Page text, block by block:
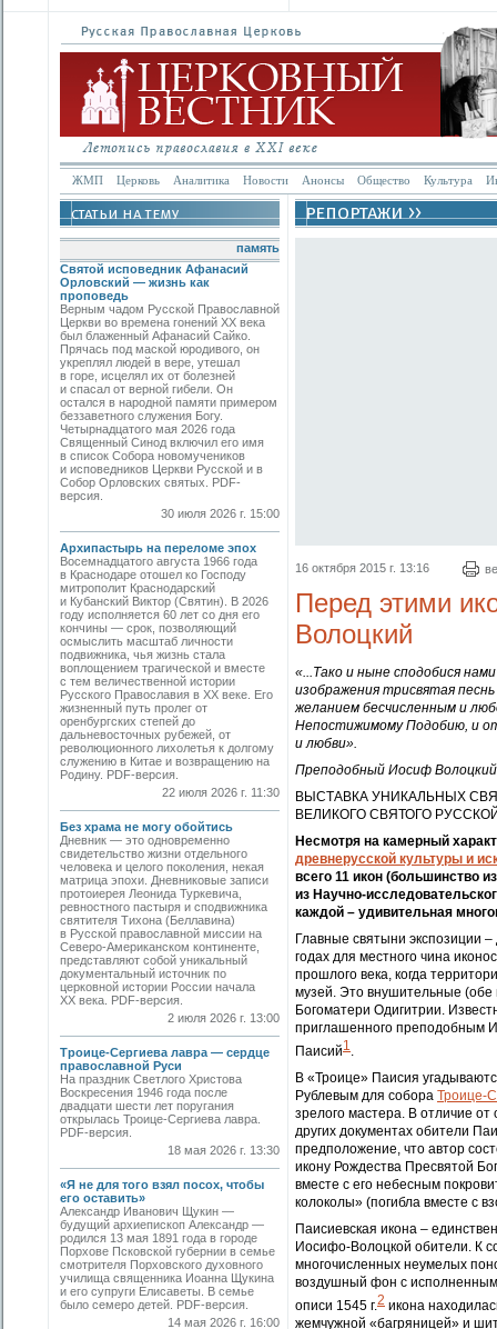
ЖМП Церковь Аналитика Новости Анонсы Общество Культура
память
Святой исповедник Афанасий
Орловский — жизнь как
проповедь
Верным чадом Русской Православной
Церкви во времена гонений XX века
был блаженный Афанасий Сайко.
Прячась под маской юродивого, он
укреплял людей в вере, утешал
в горе, исцелял их от болезней
и спасал от верной гибели. Он
остался в народной памяти примером
беззаветного служения Богу.
Четырнадцатого мая 2026 года
Священный Синод включил его имя
в список Собора новомучеников
и исповедников Церкви Русской и в
Собор Орловских святых. PDF-
версия.
30 июля 2026 г. 15:00
Архипастырь на переломе эпох
Восемнадцатого августа 1966 года
в Краснодаре отошел ко Господу
митрополит Краснодарский
и Кубанский Виктор (Святин). В 2026
году исполняется 60 лет со дня его
кончины — срок, позволяющий
осмыслить масштаб личности
подвижника, чья жизнь стала
воплощением трагической и вместе
с тем величественной истории
Русского Православия в XX веке. Его
жизненный путь пролег от
оренбургских степей до
дальневосточных рубежей, от
революционного лихолетья к долгому
служению в Китае и возвращению на
Родину. PDF-версия.
22 июля 2026 г. 11:30
Без храма не могу обойтись
Дневник — это одновременно
свидетельство жизни отдельного
человека и целого поколения, некая
матрица эпохи. Дневниковые записи
протоиерея Леонида Туркевича,
ревностного пастыря и сподвижника
святителя Тихона (Беллавина)
в Русской православной миссии на
Северо-Американском континенте,
представляют собой уникальный
документальный источник по
церковной истории России начала
ХХ века. PDF-версия.
2 июля 2026 г. 13:00
Троице-Сергиева лавра — сердце
православной Руси
На праздник Светлого Христова
Воскресения 1946 года после
двадцати шести лет поругания
открылась Троице-Сергиева лавра.
PDF-версия.
18 мая 2026 г. 13:30
«Я не для того взял посох, чтобы
его оставить»
Александр Иванович Щукин —
будущий архиепископ Александр —
родился 13 мая 1891 года в городе
Порхове Псковской губернии в семье
смотрителя Порховского духовного
училища священника Иоанна Щукина
и его супруги Елисаветы. В семье
было семеро детей. PDF-версия.
14 мая 2026 г. 16:00
16 октября 2015 г. 13:16
Перед этими
Волоцкий
«...Тако и ныне сподобися
изображения трисвятая
желанием бесчисленным и
Непостижимому Подобию, и
и любви».
Преподобный Иосиф
ВЫСТАВКА УНИКАЛЬНЫХ
ВЕЛИКОГО СВЯТОГО
Несмотря на камерный
древнерусской культуры и
всего 11 икон (большинство
из Научно-
каждой – удивительная
Главные святыни экспозиции
годах для местного чина
прошлого века, когда
музей. Это внушительные (обе
Богоматери Одигитрии.
приглашенного преподобным
Паисий1.
В «Троице» Паисия
Рублевым для собора Троице-
зрелого мастера. В отличие
других документах обители
предположение, что автор
икону Рождества Пресвятой
вместе с его небесным
колоколы» (погибла вместе с
Паисиевская икона –
Иосифо-Волоцкой обители. К
многочисленных неумелых
воздушный фон с
описи 1545 г.2 икона
жемчужной «багряницей» и